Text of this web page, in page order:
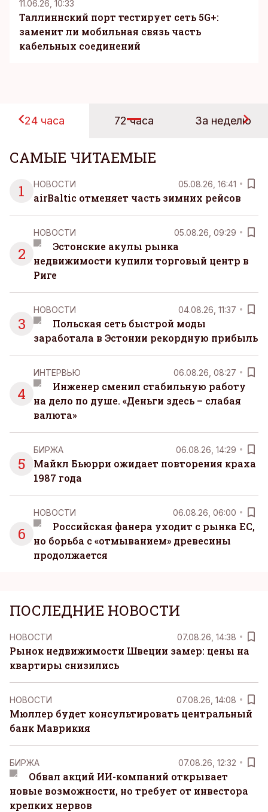
11.06.26, 10:33
Таллиннский порт тестирует сеть 5G+:
заменит ли мобильная связь часть
кабельных соединений
24 часа 72 часа За неделю
САМЫЕ ЧИТАЕМЫЕ
1
НОВОСТИ 05.08.26, 16:41
airBaltic отменяет часть зимних рейсов
2
НОВОСТИ 05.08.26, 09:29
Эстонские акулы рынка
недвижимости купили торговый центр в
Риге
3
НОВОСТИ 04.08.26, 11:37
Польская сеть быстрой моды
заработала в Эстонии рекордную прибыль
4
ИНТЕРВЬЮ 06.08.26, 08:27
Инженер сменил стабильную работу
на дело по душе. «Деньги здесь – слабая
валюта»
5
БИРЖА 06.08.26, 14:29
Майкл Бьюрри ожидает повторения краха
1987 года
6
НОВОСТИ 06.08.26, 06:00
Российская фанера уходит с рынка ЕС,
но борьба с «отмыванием» древесины
продолжается
ПОСЛЕДНИЕ НОВОСТИ
НОВОСТИ 07.08.26, 14:38
Рынок недвижимости Швеции замер: цены на
квартиры снизились
НОВОСТИ 07.08.26, 14:08
Мюллер будет консультировать центральный
банк Маврикия
БИРЖА 07.08.26, 12:32
Обвал акций ИИ-компаний открывает
новые возможности, но требует от инвестора
крепких нервов